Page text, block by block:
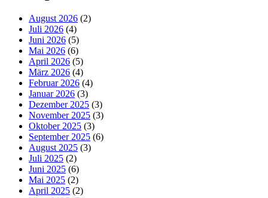
August 2026 (2)
Juli 2026 (4)
Juni 2026 (5)
Mai 2026 (6)
April 2026 (5)
März 2026 (4)
Februar 2026 (4)
Januar 2026 (3)
Dezember 2025 (3)
November 2025 (3)
Oktober 2025 (3)
September 2025 (6)
August 2025 (3)
Juli 2025 (2)
Juni 2025 (6)
Mai 2025 (2)
April 2025 (2)